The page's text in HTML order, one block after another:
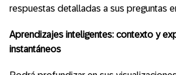
respuestas detalladas a sus preguntas
Aprendizajes inteligentes: contexto y
instantáneos